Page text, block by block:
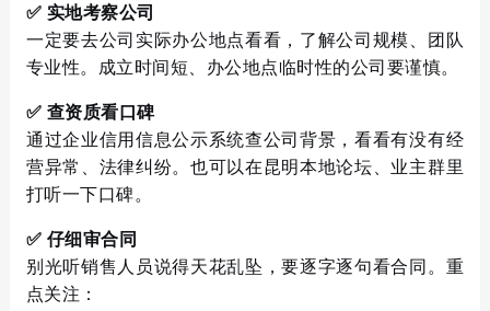
✅ 实地考察公司
一定要去公司实际办公地点看看，了解公司规模、团队
专业性。成立时间短、办公地点临时性的公司要谨慎。
✅ 查资质看口碑
通过企业信用信息公示系统查公司背景，看看有没有经
营异常、法律纠纷。也可以在昆明本地论坛、业主群里
打听一下口碑。
✅ 仔细审合同
别光听销售人员说得天花乱坠，要逐字逐句看合同。重
点关注：